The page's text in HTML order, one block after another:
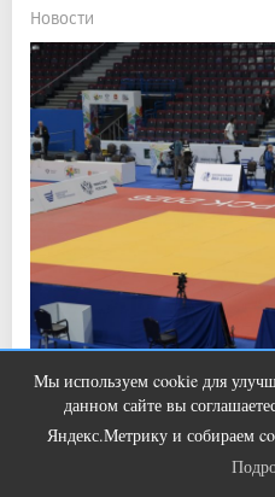
Новости
Прочитали: 2 365 Комментарии:
Правда, есть один нюанс.
Мы используем cookie для
данном сайте вы
Яндекс.Метрику и собираем
Ролик
долго